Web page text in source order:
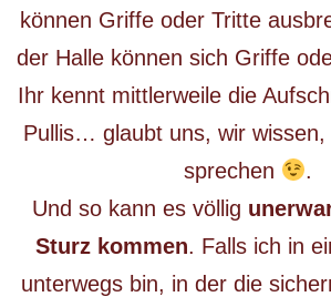
können Griffe oder Tritte
der Halle können sich Griffe
Ihr kennt mittlerweile die
Pullis… glaubt uns, wir wissen,
sprechen
.
Und so kann es völlig
Sturz kommen. Falls ich in
unterwegs bin, in der die